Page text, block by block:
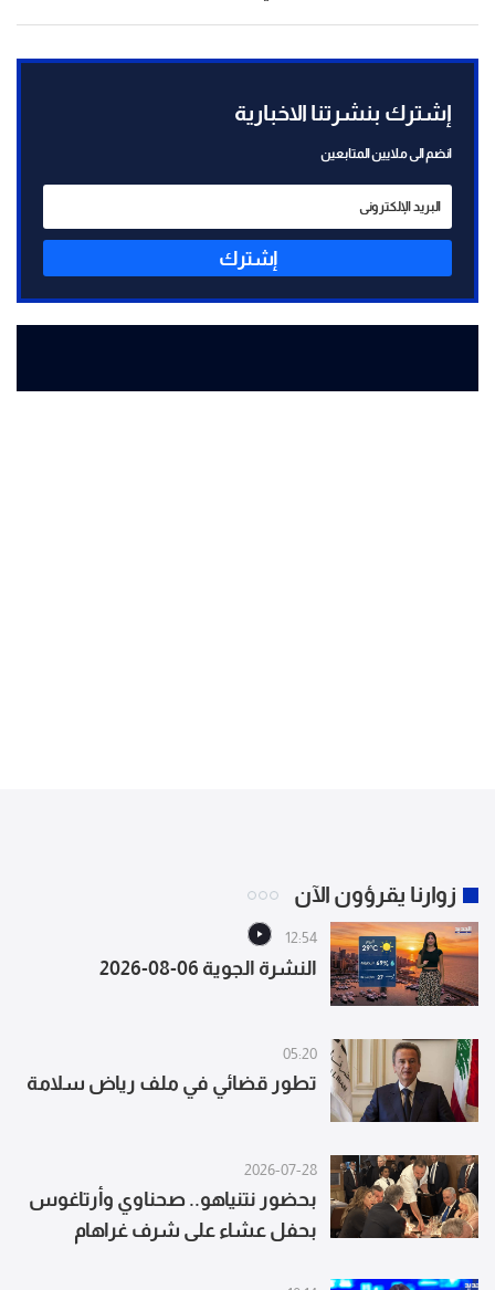
إشترك بنشرتنا الاخبارية
انضم الى ملايين المتابعين
إشترك
زوارنا يقرؤون الآن
12:54
النشرة الجوية 06-08-2026
05:20
تطور قضائي في ملف رياض سلامة
2026-07-28
بحضور نتنياهو.. صحناوي وأرتاغوس
بحفل عشاء على شرف غراهام